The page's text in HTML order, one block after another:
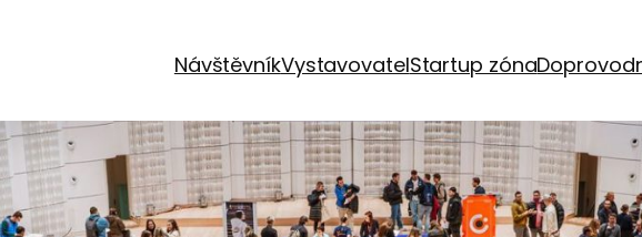
NávštěvníkVystavovatelStartup zóna